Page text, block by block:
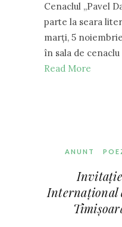
Cenaclul ,,Pavel
parte la seara
marți, 5
în sala de
Read More
ANUNT
Internațional